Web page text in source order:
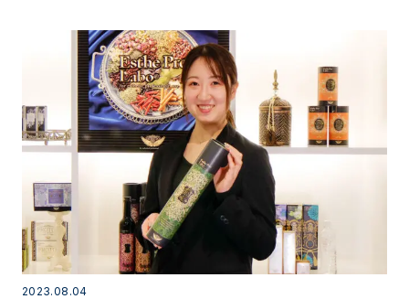
2023.08.04